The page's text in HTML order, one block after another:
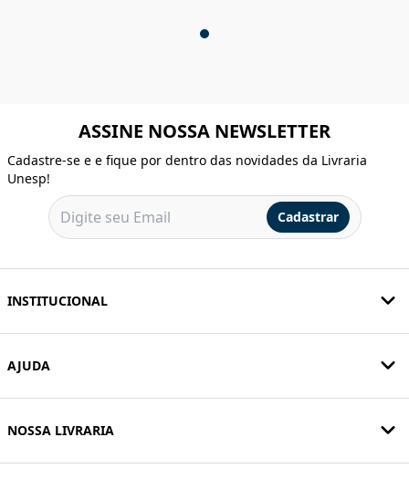
ASSINE NOSSA NEWSLETTER
Cadastre-se e e fique por dentro das novidades da Livraria
Unesp!
Cadastrar
INSTITUCIONAL
AJUDA
NOSSA LIVRARIA